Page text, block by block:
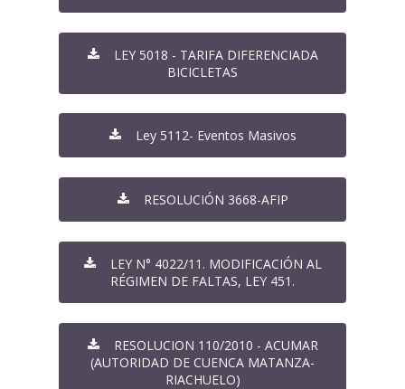
LEY 5018 - TARIFA DIFERENCIADA
BICICLETAS
Ley 5112- Eventos Masivos
RESOLUCIÓN 3668-AFIP
LEY N° 4022/11. MODIFICACIÓN AL
RÉGIMEN DE FALTAS, LEY 451.
RESOLUCION 110/2010 - ACUMAR
(AUTORIDAD DE CUENCA MATANZA-
RIACHUELO)